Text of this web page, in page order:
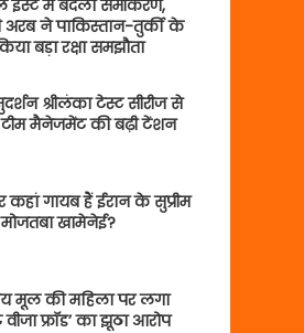
ईस्ट में बदला समीकरण,
अरब ने पाकिस्तान-तुर्की के
बड़ा रक्षा समझौता
श्रीलंका टेस्ट सीरीज से
टीम मैनेजमेंट की बढ़ी टेंशन
कहां गायब हैं ईरान के सुप्रीम
खामेनेई?
मूल की महिला पर लगा
वीजा फ्रॉड’ का झूठा आरोप